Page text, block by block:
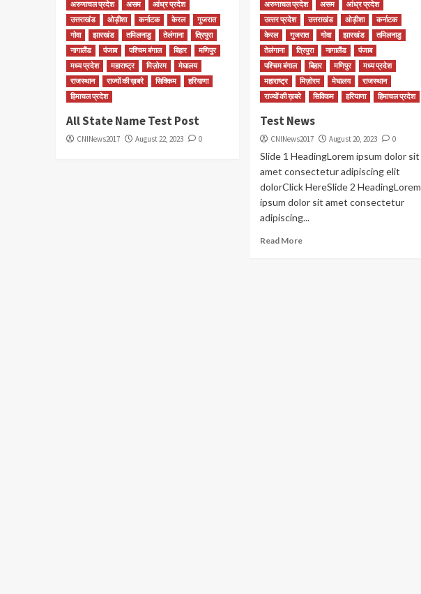
अरुणाचल प्रदेश असम
आंध्र प्रदेश
उत्तराखंड
ओड़ीशा कर्नाटक केरल
गुजरात
गोवा
झारखंड तमिलनाडु तेलंगाना
त्रिपुरा
नागालैंड
पंजाब पश्चिम बंगाल बिहार
मणिपुर
मध्‍य प्रदेश
महाराष्‍ट्र मिज़ोरम
मेघालय
राजस्थान
राज्यों की ख़बरे सिक्किम
हरियाणा
हिमाचल प्रदेश
All State Name Test Post
CNINews2017 August 22, 2023 0
अरुणाचल प्रदेश असम
आंध्र प्रदेश
उत्‍तर प्रदेश
उत्तराखंड ओड़ीशा
कर्नाटक
केरल
गुजरात गोवा झारखंड
तमिलनाडु
तेलंगाना
त्रिपुरा नागालैंड
पंजाब
पश्चिम बंगाल
बिहार मणिपुर
मध्‍य प्रदेश
महाराष्‍ट्र
मिज़ोरम मेघालय
राजस्थान
राज्यों की ख़बरे
सिक्किम हरियाणा हिमाचल प्रदेश
Test News
CNINews2017 August 20, 2023 0
Slide 1 HeadingLorem ipsum dolor sit
amet consectetur adipiscing elit
dolorClick HereSlide 2 HeadingLorem
ipsum dolor sit amet consectetur
adipiscing...
Read More